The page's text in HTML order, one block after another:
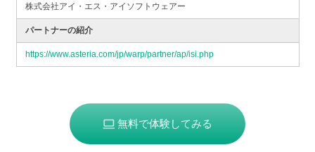
株式会社アイ・エス・アイソフトウェアー
パートナーの紹介
https://www.asteria.com/jp/warp/partner/ap/isi.php
無料で体験してみる